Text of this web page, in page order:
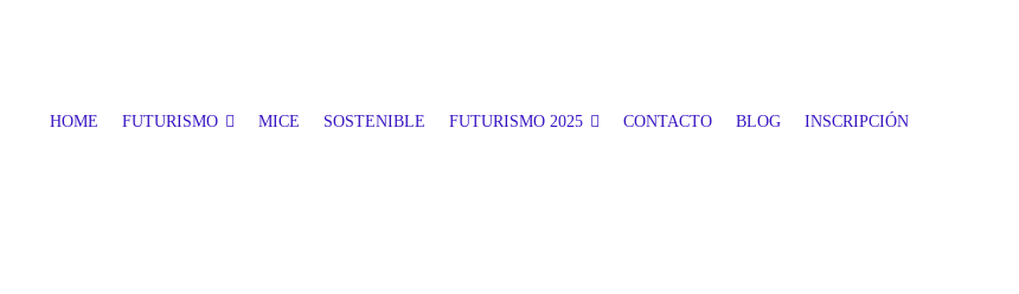
HOME FUTURISMO MICE SOSTENIBLE FUTURISMO 2025 CONTACTO BLOG INSCRIPCIÓN